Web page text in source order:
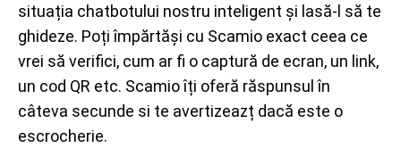
situația chatbotului nostru inteligent și lasă-l să te
ghideze. Poți împărtăși cu Scamio exact ceea ce
vrei să verifici, cum ar fi o captură de ecran, un link,
un cod QR etc. Scamio îți oferă răspunsul în
câteva secunde si te avertizeazț dacă este o
escrocherie.